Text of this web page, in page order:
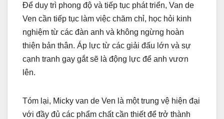
Để duy trì phong độ và tiếp tục phát triển, Van de
Ven cần tiếp tục làm việc chăm chỉ, học hỏi kinh
nghiệm từ các đàn anh và không ngừng hoàn
thiện bản thân. Áp lực từ các giải đấu lớn và sự
cạnh tranh gay gắt sẽ là động lực để anh vươn
lên.
Tóm lại, Micky van de Ven là một trung vệ hiện đại
với đầy đủ các phẩm chất cần thiết để trở thành